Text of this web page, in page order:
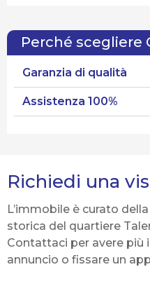
Perché scegliere
Garanzia di qualità
Assistenza 100%
Richiedi una
L’immobile è curato
storica del quartiere
Contattaci per avere più
annuncio o fissare un